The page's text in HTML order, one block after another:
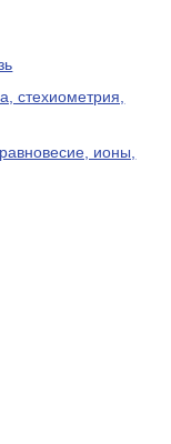
стехиометрия,
ионы,